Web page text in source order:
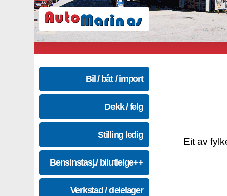
Bil / båt / import
Dekk / felg
Stilling ledig
Bensinstasj./ bilutleige++
Verkstad / delelager
Eit av